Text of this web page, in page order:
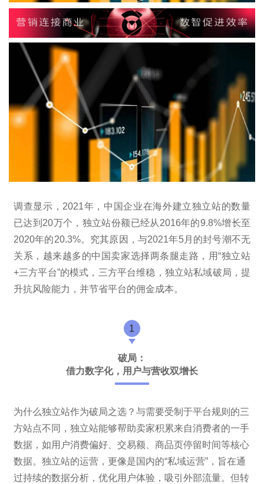
调查显示，2021年，中国企业在海外建立独立站的数量
已达到20万个，独立站份额已经从2016年的9.8%增长至
2020年的20.3%。究其原因，与2021年5月的封号潮不无
关系，越来越多的中国卖家选择两条腿走路，用“独立站
+三方平台”的模式，三方平台维稳，独立站私域破局，提
升抗风险能力，并节省平台的佣金成本。
1
破局：
借力数字化，用户与营收双增长
为什么独立站作为破局之选？与需要受制于平台规则的三
方站点不同，独立站能够帮助卖家积累来自消费者的一手
数据，如用户消费偏好、交易额、商品页停留时间等核心
数据。独立站的运营，更像是国内的“私域运营”，旨在通
过持续的数据分析，优化用户体验，吸引外部流量。但转